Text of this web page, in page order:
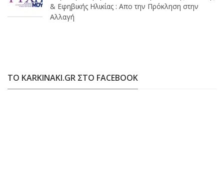
& Εφηβικής Ηλικίας : Απο την Πρόκληση στην
Αλλαγή
ΤΟ KARKINAKI.GR ΣΤΟ FACEBOOK